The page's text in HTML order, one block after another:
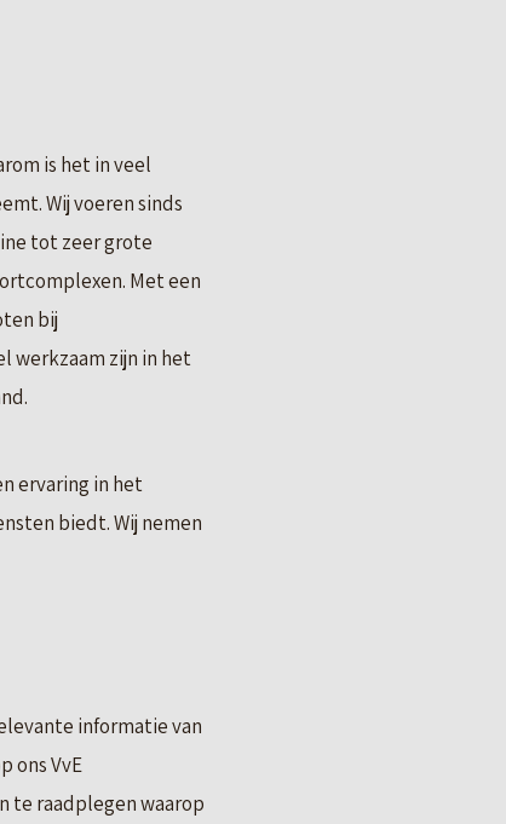
is het in veel
Wij voeren sinds
tot zeer grote
Met een
bij
werkzaam zijn in het
ervaring in het
biedt. Wij nemen
informatie van
ons VvE
te raadplegen waarop